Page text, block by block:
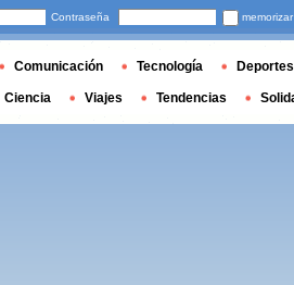
Contraseña memorizar
Comunicación Tecnología Deportes
Ciencia Viajes Tendencias